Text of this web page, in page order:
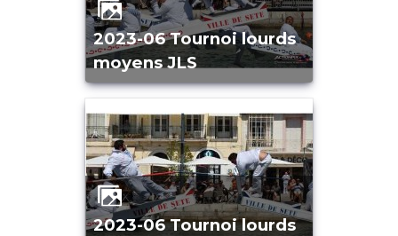
2023-06 Tournoi lourds
moyens JLS
2023-06 Tournoi lourds